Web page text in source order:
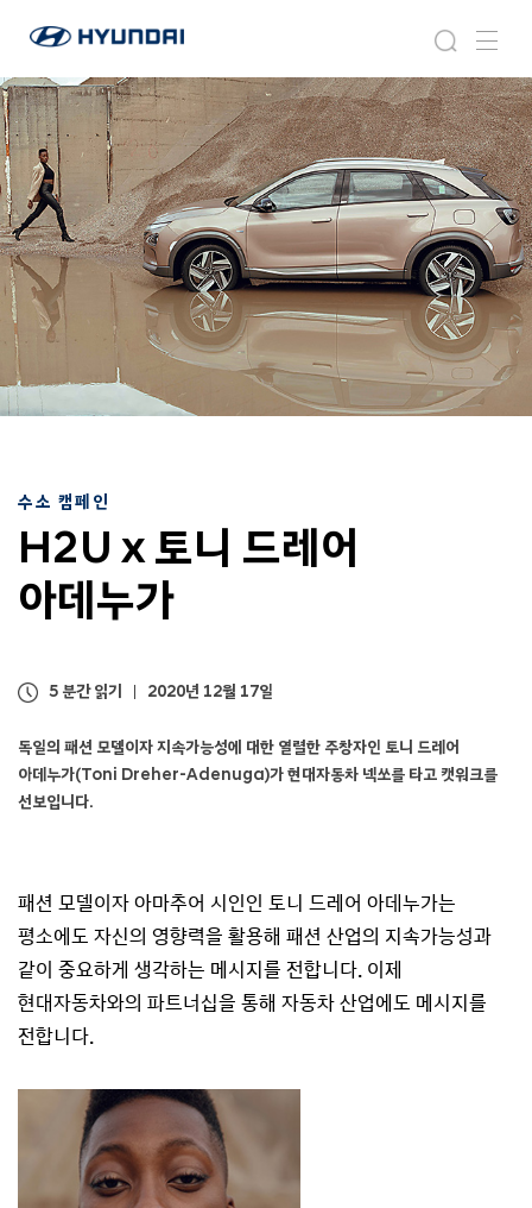
지
가
능
한
비
전
자
동
차
월
드
와
이
드
글
벌
비
검
색
메
뉴
수소 캠페인
H2U x 토니 드레어
아데누가
5 분간 읽기 2020년 12월 17일
독일의 패션 모델이자 지속가능성에 대한 열렬한 주창자인 토니 드레어
아데누가(Toni Dreher-Adenuga)가 현대자동차 넥쏘를 타고 캣워크를
선보입니다.
패션 모델이자 아마추어 시인인 토니 드레어 아데누가는
평소에도 자신의 영향력을 활용해 패션 산업의 지속가능성과
같이 중요하게 생각하는 메시지를 전합니다. 이제
현대자동차와의 파트너십을 통해 자동차 산업에도 메시지를
전합니다.